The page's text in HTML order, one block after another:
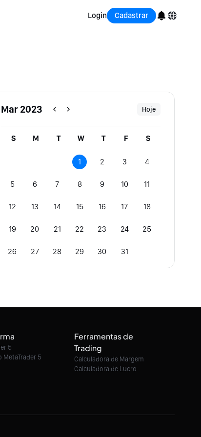
Login Cadastrar
Mar 2023 Hoje
S M T W T F S
1 2 3 4
5 6 7 8 9 10 11
12 13 14 15 16 17 18
19 20 21 22 23 24 25
26 27 28 29 30 31
5
MetaTrader 5
Ferramentas de
Trading
Calculadora de Margem
Calculadora de Lucro